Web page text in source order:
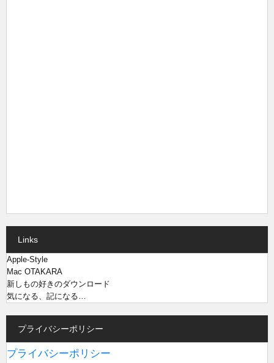
Links
Apple-Style
Mac OTAKARA
新しもの好きのダウンロード
気になる、記になる…
プライバシーポリシー
プライバシーポリシー